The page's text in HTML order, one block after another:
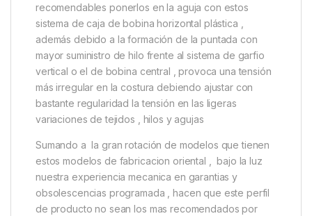
recomendables ponerlos en la aguja con estos
sistema de caja de bobina horizontal plástica ,
además debido a la formación de la puntada con
mayor suministro de hilo frente al sistema de garfio
vertical o el de bobina central , provoca una tensión
más irregular en la costura debiendo ajustar con
bastante regularidad la tensión en las ligeras
variaciones de tejidos , hilos y agujas
Sumando a la gran rotación de modelos que tienen
estos modelos de fabricacion oriental , bajo la luz
nuestra experiencia mecanica en garantias y
obsolescencias programada , hacen que este perfil
de producto no sean los mas recomendados por